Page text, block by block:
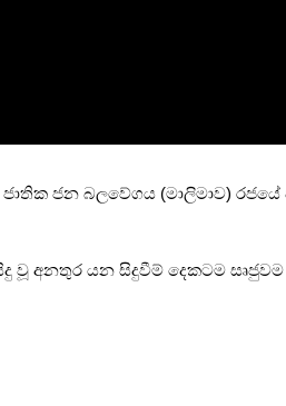
ජන බලවේගය (මාලිමාව) රජයේ
අනතුර යන සිදුවීම් දෙකටම